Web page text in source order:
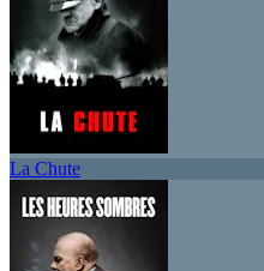
La Chute